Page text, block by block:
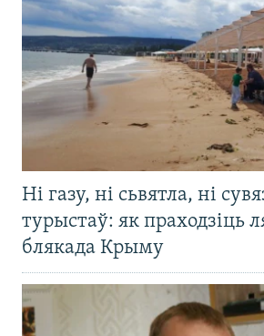
Ні газу, ні сьвятла, ні
турыстаў: як праходзіць
блякада Крыму